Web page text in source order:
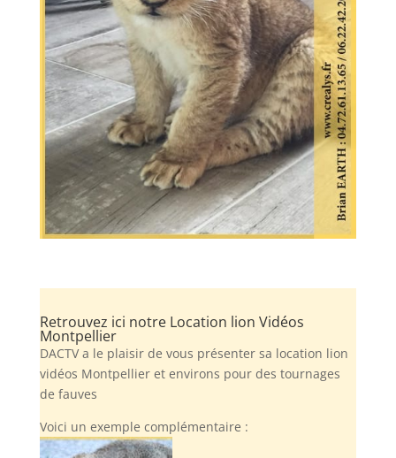
Retrouvez ici notre Location lion Vidéos
Montpellier
DACTV a le plaisir de vous présenter sa location lion
vidéos Montpellier et environs pour des tournages
de fauves
Voici un exemple complémentaire :